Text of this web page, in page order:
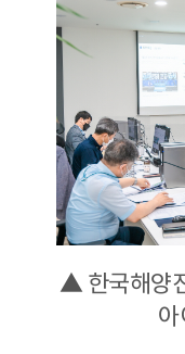
▲ 한국해양
아